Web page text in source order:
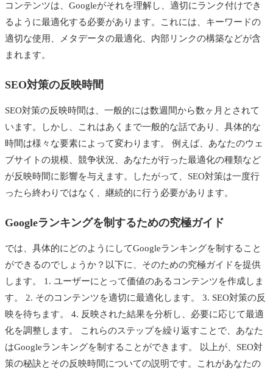
コンテンツは、Googleがそれを理解し、適切にランク付けでき
るように最適化する必要があります。これには、キーワードの
適切な使用、メタデータの最適化、内部リンクの構築などが含
まれます。
SEO対策の反映時間
SEO対策の反映時間は、一般的には数週間から数ヶ月とされて
います。しかし、これはあくまで一般的な話であり、具体的な
時間は様々な要素によって変わります。 例えば、あなたのウェ
ブサイトの規模、競争状況、あなたが行った最適化の種類など
が反映時間に影響を与えます。したがって、SEO対策は一度行
ったら終わりではなく、継続的に行う必要があります。
Googleランキングを制するための究極ガイド
では、具体的にどのようにしてGoogleランキングを制すること
ができるのでしょうか？以下に、そのための究極ガイドを提供
します。 1. ユーザーにとって価値のあるコンテンツを作成しま
す。 2. そのコンテンツを適切に最適化します。 3. SEO対策の反
映を待ちます。 4. 反映された結果を分析し、必要に応じて最適
化を調整します。 これらのステップを繰り返すことで、あなた
はGoogleランキングを制することができます。 以上が、SEO対
策の秘訣とその反映時間についての説明です。これがあなたの